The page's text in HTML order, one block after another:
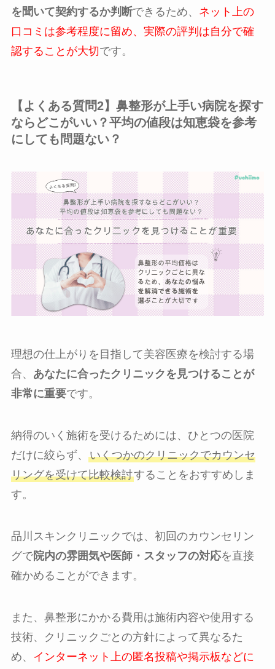
を聞いて契約するか判断できるため、 ネット上の
口コミは参考程度に留め、実際の評判は自分で確
認することが大切 です。
【よくある質問2】鼻整形が上手い病院を探す
ならどこがいい？平均の値段は知恵袋を参考
にしても問題ない？
理想の仕上がりを目指して美容医療を検討する場
合、 あなたに合ったクリニックを見つけることが
非常に重要です。
納得のいく施術を受けるためには、ひとつの医院
だけに絞らず、 いくつかのクリニックでカウンセ
リングを受けて比較検討することをおすすめしま
す。
品川スキンクリニックでは、初回のカウンセリン
グで院内の雰囲気や医師・スタッフの対応を直接
確かめることができます。
また、鼻整形にかかる費用は施術内容や使用する
技術、クリニックごとの方針によって異なるた
め、
インターネット上の匿名投稿や掲示板などに